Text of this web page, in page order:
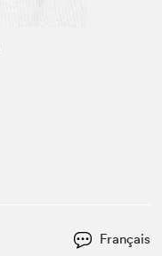
Français